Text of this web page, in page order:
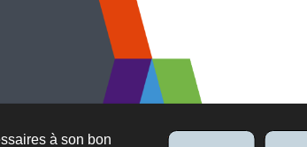
à son bon